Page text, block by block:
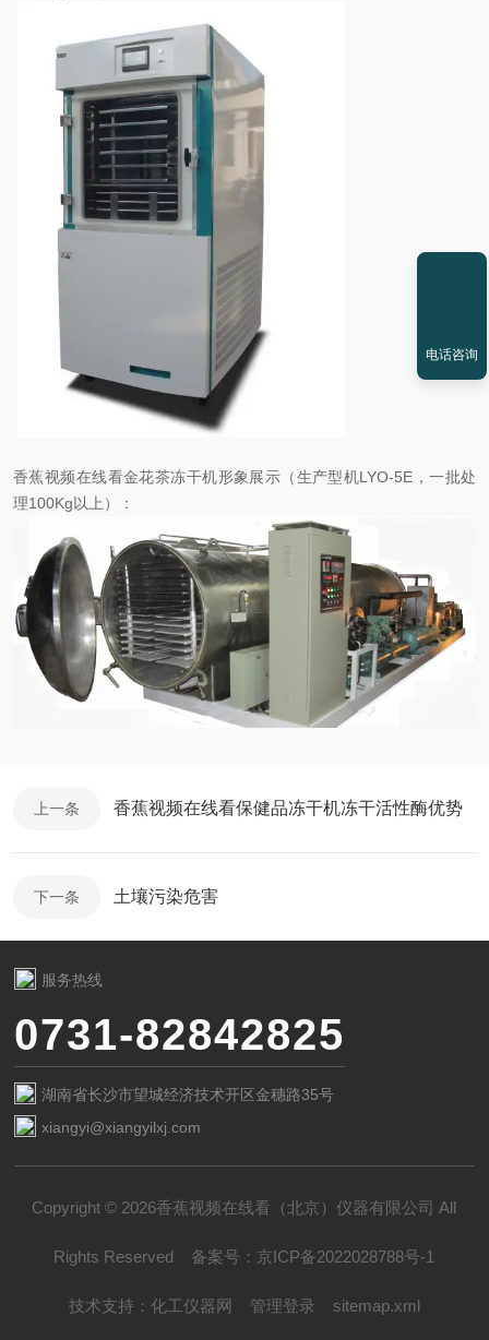
香蕉视频在线看金花茶冻干机形象展示（生产型机LYO-5E，一批处
理100Kg以上）：
上一条 香蕉视频在线看保健品冻干机冻干活性酶优势
下一条 土壤污染危害
服务热线
0731-82842825
湖南省长沙市望城经济技术开区金穗路35号
xiangyi@xiangyilxj.com
Copyright © 2026香蕉视频在线看（北京）仪器有限公司 All
Rights Reserved 备案号： 京ICP备2022028788号-1
技术支持： 化工仪器网 管理登录 sitemap.xml
电话咨询